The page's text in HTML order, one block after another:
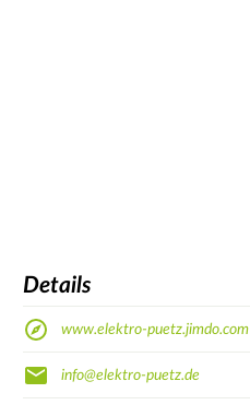
Details
www.elektro-puetz.jimdo.com
info@elektro-puetz.de